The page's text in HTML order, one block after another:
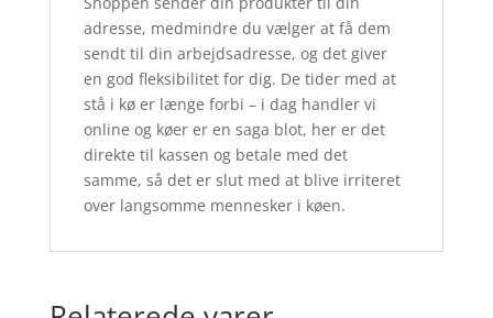
adresse, medmindre du vælger at få dem
sendt til din arbejdsadresse, og det giver
en god fleksibilitet for dig. De tider med at
stå i kø er længe forbi – i dag handler vi
online og køer er en saga blot, her er det
direkte til kassen og betale med det
samme, så det er slut med at blive irriteret
over langsomme mennesker i køen.